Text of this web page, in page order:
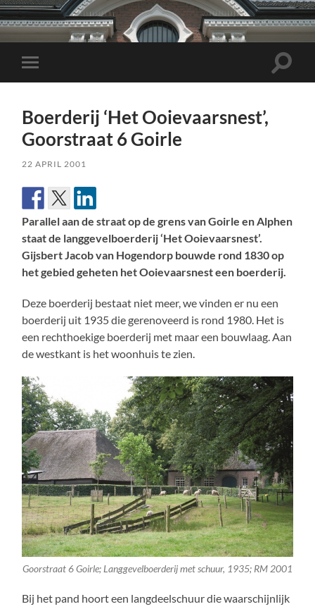
Toggle
mobiel
Toggle
Boerderij ‘Het Ooievaarsnest’,
Goorstraat 6 Goirle
22 APRIL 2001
Parallel aan de straat op de grens van Goirle en Alphen
staat de langgevelboerderij ‘Het Ooievaarsnest’.
Gijsbert Jacob van Hogendorp bouwde rond 1830 op
het gebied geheten het Ooievaarsnest een boerderij.
Deze boerderij bestaat niet meer, we vinden er nu een
boerderij uit 1935 die gerenoveerd is rond 1980. Het is
een rechthoekige boerderij met maar een bouwlaag. Aan
de westkant is het woonhuis te zien.
Goorstraat 6 Goirle; Langgevelboerderij met schuur, 1935; RM 2001
Bij het pand hoort een langdeelschuur die waarschijnlijk